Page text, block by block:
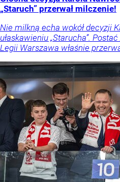
„Staruch” przerwał milczenie!
Nie milkną echa wokół decyzji
ułaskawieniu „Starucha”.
Legii Warszawa właśnie